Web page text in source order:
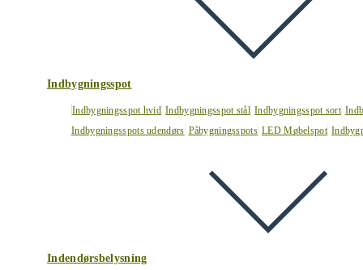
Indbygningsspot
Indbygningsspot hvid Indbygningsspot stål Indbygningsspot sort
Indbygningsspots udendørs Påbygningsspots LED Møbelspot
Indendørsbelysning